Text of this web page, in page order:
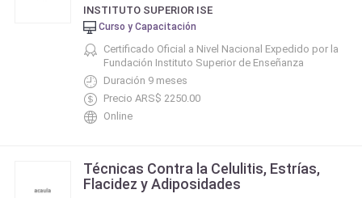
INSTITUTO SUPERIOR ISE
Curso y Capacitación
Certificado Oficial a Nivel Nacional Expedido por la
Fundación Instituto Superior de Enseñanza
Duración 9 meses
Precio ARS$ 2250.00
Online
Técnicas Contra la Celulitis, Estrías,
Flacidez y Adiposidades